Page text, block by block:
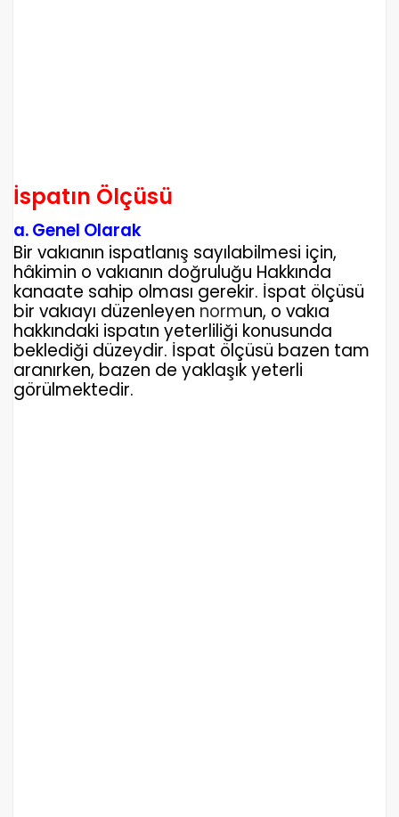
İspatın Ölçüsü
a. Genel Olarak
Bir vakıanın ispatlanış sayılabilmesi için,
hâkimin o vakıanın doğruluğu Hakkında
kanaate sahip olması gerekir. İspat ölçüsü
bir vakıayı düzenleyen normun, o vakıa
hakkındaki ispatın yeterliliği konusunda
beklediği düzeydir. İspat ölçüsü bazen tam
aranırken, bazen de yaklaşık yeterli
görülmektedir.